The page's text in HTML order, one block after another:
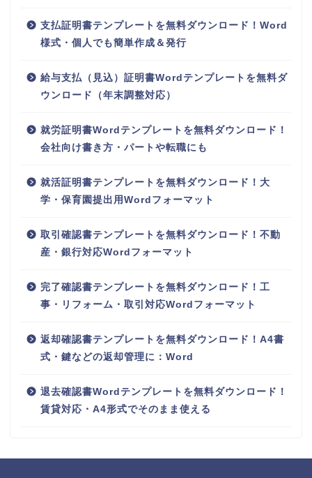
支払証明書テンプレートを無料ダウンロード！Word
様式・個人でも簡単作成＆発行
給与支払（見込）証明書Wordテンプレートを無料ダ
ウンロード（年末調整対応）
就労証明書Wordテンプレートを無料ダウンロード！
会社向け書き方・パートや転職にも
就活証明書テンプレートを無料ダウンロード！大
学・保育園提出用Wordフォーマット
取引確認書テンプレートを無料ダウンロード！不動
産・銀行対応Wordフォーマット
完了確認書テンプレートを無料ダウンロード！工
事・リフォーム・取引対応Wordフォーマット
返却確認書テンプレートを無料ダウンロード！A4書
式・鍵などの返却管理に：Word
退去確認書Wordテンプレートを無料ダウンロード！
賃貸対応・A4形式でそのまま使える